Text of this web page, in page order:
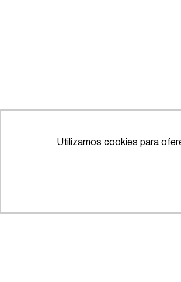
Utilizamos cookies para